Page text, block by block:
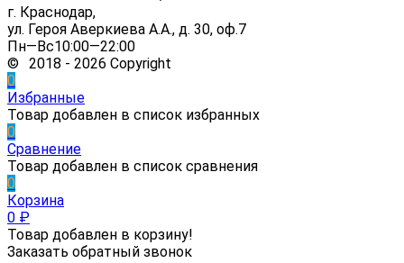
г. Краснодар,
ул. Героя Аверкиева А.А., д. 30, оф.7
Пн—Вс10:00—22:00
© 2018 - 2026 Copyright
0
Избранные
Товар добавлен в список избранных
0
Сравнение
Товар добавлен в список сравнения
0
Корзина
0 ₽
Товар добавлен в корзину!
Заказать обратный звонок